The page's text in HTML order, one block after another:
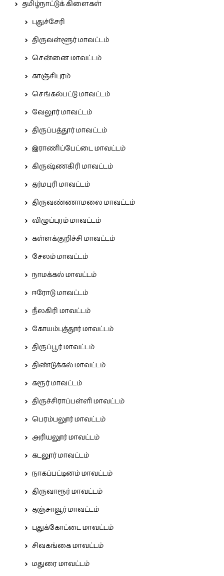
தமிழ்நாட்டுக் கிளைகள்
புதுச்சேரி
திருவள்ளூர் மாவட்டம்
சென்னை மாவட்டம்
காஞ்சிபுரம்
செங்கல்பட்டு மாவட்டம்
வேலூர் மாவட்டம்
திருப்பத்தூர் மாவட்டம்
இராணிப்பேட்டை மாவட்டம்
கிருஷ்ணகிரி மாவட்டம்
தர்மபுரி மாவட்டம்
திருவண்ணாமலை மாவட்டம்
விழுப்புரம் மாவட்டம்
கள்ளக்குறிச்சி மாவட்டம்
சேலம் மாவட்டம்
நாமக்கல் மாவட்டம்
ஈரோடு மாவட்டம்
நீலகிரி மாவட்டம்
கோயம்புத்தூர் மாவட்டம்
திருப்பூர் மாவட்டம்
திண்டுக்கல் மாவட்டம்
கரூர் மாவட்டம்
திருச்சிராப்பள்ளி மாவட்டம்
பெரம்பலூர் மாவட்டம்
அரியலூர் மாவட்டம்
கடலூர் மாவட்டம்
நாகப்பட்டினம் மாவட்டம்
திருவாரூர் மாவட்டம்
தஞ்சாவூர் மாவட்டம்
புதுக்கோட்டை மாவட்டம்
சிவகங்கை மாவட்டம்
மதுரை மாவட்டம்